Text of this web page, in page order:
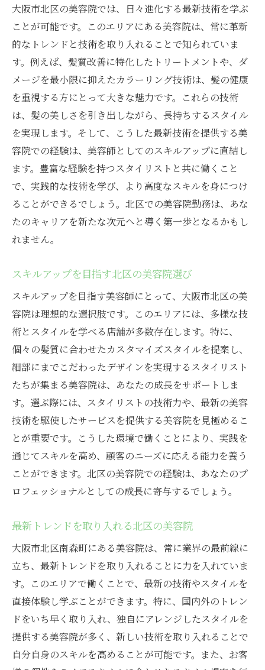
大阪市北区の美容院では、日々進化する最新技術を学ぶ
ことが可能です。このエリアにある美容院は、常に革新
的なトレンドと技術を取り入れることで知られていま
す。例えば、髪質改善に特化したトリートメントや、ダ
メージを最小限に抑えたカラーリング技術は、髪の健康
を重視する方にとって大きな魅力です。これらの技術
は、髪の美しさを引き出しながら、長持ちするスタイル
を実現します。そして、こうした最新技術を提供する美
容院での経験は、美容師としてのスキルアップに直結し
ます。豊富な経験を持つスタイリストと共に働くこと
で、実践的な技術を学び、より高度なスキルを身につけ
ることができるでしょう。北区での美容院勤務は、あな
たのキャリアを新たな次元へと導く第一歩となるかもし
れません。
スキルアップを目指す北区の美容院選び
スキルアップを目指す美容師にとって、大阪市北区の美
容院は理想的な選択肢です。このエリアには、多様な技
術とスタイルを学べる店舗が多数存在します。特に、
個々の髪質に合わせたカスタマイズスタイルを提案し、
細部にまでこだわったデザインを実現するスタイリスト
たちが集まる美容院は、あなたの成長をサポートしま
す。選ぶ際には、スタイリストの技術力や、最新の美容
技術を駆使したサービスを提供する美容院を見極めるこ
とが重要です。こうした環境で働くことにより、実践を
通じてスキルを高め、顧客のニーズに応える能力を養う
ことができます。北区の美容院での経験は、あなたのプ
ロフェッショナルとしての成長に寄与するでしょう。
最新トレンドを取り入れる北区の美容院
大阪市北区南森町にある美容院は、常に業界の最前線に
立ち、最新トレンドを取り入れることに力を入れていま
す。このエリアで働くことで、最新の技術やスタイルを
直接体験し学ぶことができます。特に、国内外のトレン
ドをいち早く取り入れ、独自にアレンジしたスタイルを
提供する美容院が多く、新しい技術を取り入れることで
自分自身のスキルを高めることが可能です。また、お客